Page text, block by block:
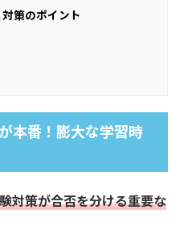
策のポイント
本番！膨大な学習時
対策が合否を分ける重要な